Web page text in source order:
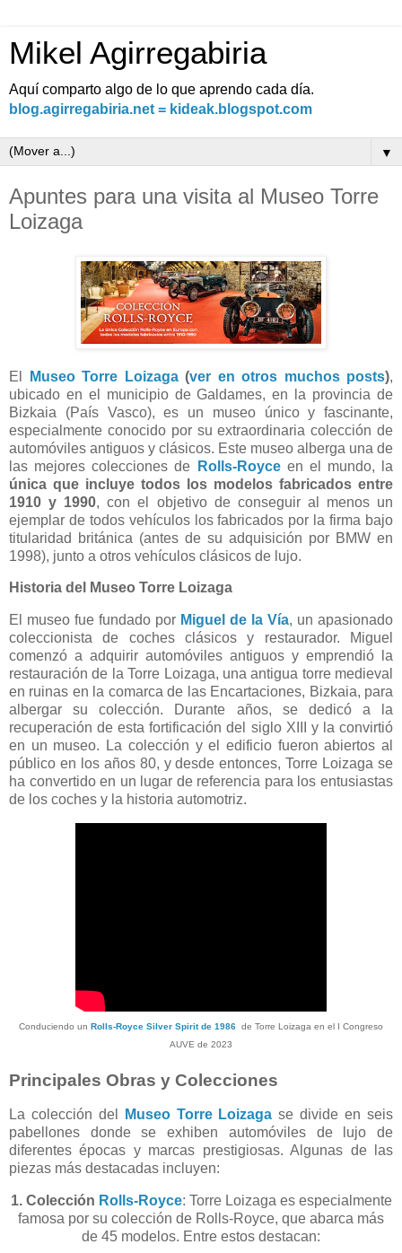
Mikel Agirregabiria
Aquí comparto algo de lo que aprendo cada día.
blog.agirregabiria.net = kideak.blogspot.com
▼
Apuntes para una visita al Museo Torre
Loizaga
El Museo Torre Loizaga(ver en otros muchos posts),
ubicado en el municipio de Galdames, en la provincia de
Bizkaia (País Vasco), es un museo único y fascinante,
especialmente conocido por su extraordinaria colección de
automóviles antiguos y clásicos. Este museo alberga una de
las mejores colecciones de
Rolls-Royceen el mundo, la
única que incluye todos los modelos fabricados entre
1910 y 1990, con el objetivo de conseguir al menos un
ejemplar de todos vehículos los fabricados por la firma bajo
titularidad británica (antes de su adquisición por BMW en
1998), junto a otros vehículos clásicos de lujo.
Historia del Museo Torre Loizaga
El museo fue fundado por Miguel de la Vía, un apasionado
coleccionista de coches clásicos y restaurador. Miguel
comenzó a adquirir automóviles antiguos y emprendió la
restauración de la Torre Loizaga, una antigua torre medieval
en ruinas en la comarca de las Encartaciones, Bizkaia, para
albergar su colección. Durante años, se dedicó a la
recuperación de esta fortificación del siglo XIII y la convirtió
en un museo. La colección y el edificio fueron abiertos al
público en los años 80, y desde entonces, Torre Loizaga se
ha convertido en un lugar de referencia para los entusiastas
de los coches y la historia automotriz.
Conduciendo un Rolls-Royce Silver Spirit de 1986 de Torre Loizaga en el I Congreso
AUVE de 2023
Principales Obras y Colecciones
La colección del Museo Torre Loizaga se divide en seis
pabellones donde se exhiben automóviles de lujo de
diferentes épocas y marcas prestigiosas. Algunas de las
piezas más destacadas incluyen:
1. Colección Rolls-Royce: Torre Loizaga es especialmente
famosa por su colección de Rolls-Royce, que abarca más
de 45 modelos. Entre estos destacan: